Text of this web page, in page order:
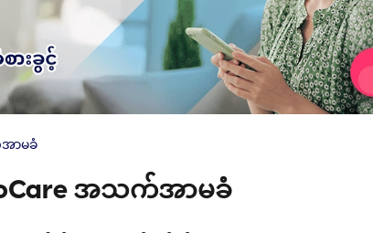
ာမခံ
အသက်အာမခံ